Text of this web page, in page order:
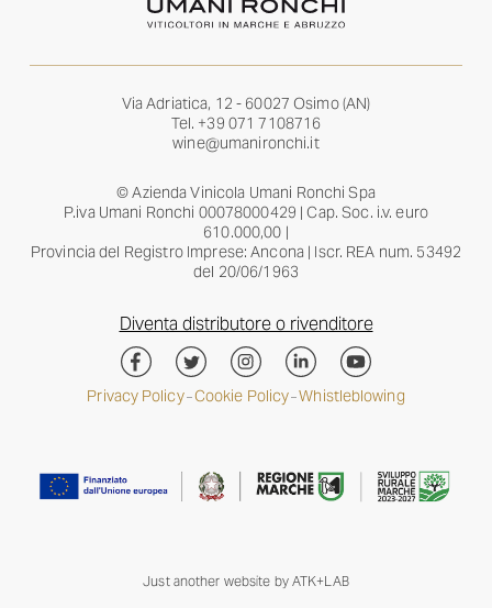
Via Adriatica, 12 - 60027 Osimo (AN)
Tel. +39 071 7108716
wine@umanironchi.it
© Azienda Vinicola Umani Ronchi Spa
P.iva Umani Ronchi 00078000429 | Cap. Soc. i.v. euro
610.000,00 |
Provincia del Registro Imprese: Ancona | Iscr. REA num. 53492
del 20/06/1963
Diventa distributore o rivenditore
Privacy Policy–Cookie Policy–Whistleblowing
Just another website by ATK+LAB